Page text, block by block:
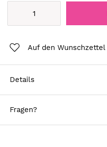
Auf den Wunschzettel
Details
Fragen?